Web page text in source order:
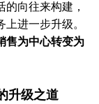
向往来构建，
进一步升级。
售为中心转变为
升级之道